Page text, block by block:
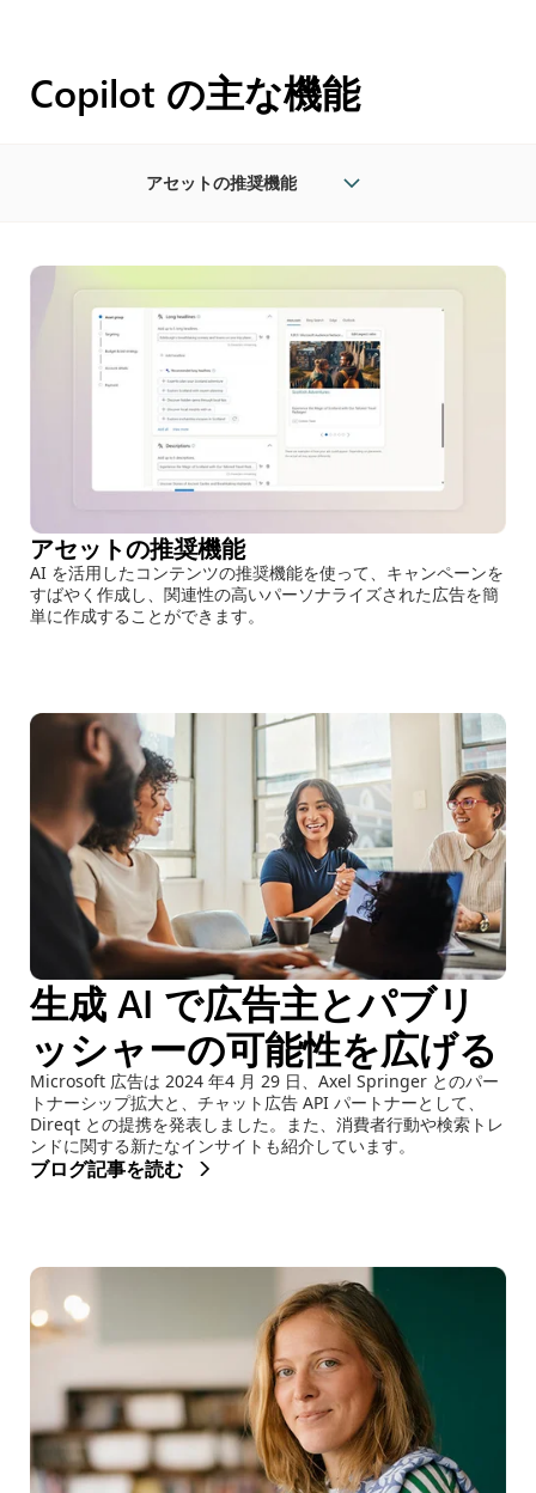
Copilot の主な機能
アセットの推奨機能
アセットの推奨機能
AI を活用したコンテンツの推奨機能を使って、キャンペーンを
すばやく作成し、関連性の高いパーソナライズされた広告を簡
単に作成することができます。
生成 AI で広告主とパブリ
ッシャーの可能性を広げる
Microsoft 広告は 2024 年4 月 29 日、Axel Springer とのパー
トナーシップ拡大と、チャット広告 API パートナーとして、
Direqt との提携を発表しました。また、消費者行動や検索トレ
ンドに関する新たなインサイトも紹介しています。
ブログ記事を読む